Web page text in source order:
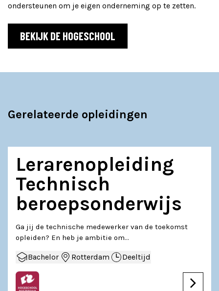
ondersteunen om je eigen onderneming op te zetten.
BEKIJK DE HOGESCHOOL
Gerelateerde opleidingen
Lerarenopleiding
Technisch
beroepsonderwijs
Ga jij de technische medewerker van de toekomst
opleiden? En heb je ambitie om…
Bachelor Rotterdam Deeltijd